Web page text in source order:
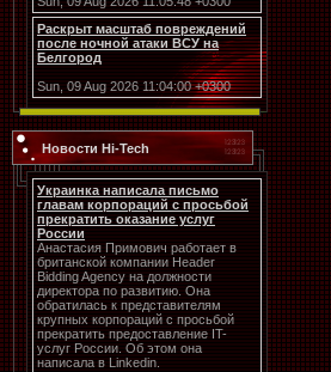
Раскрыт масштаб повреждений
после ночной атаки ВСУ на
Белгород
Sun, 09 Aug 2026 11:04:00 +0300
Новости Hi-Tech
Украинка написала письмо
главам корпораций с просьбой
прекратить оказание услуг
России
Анастасия Примович работает в
британской компании Header
Bidding Agency на должности
директора по развитию. Она
обратилась к представителям
крупных корпораций с просьбой
прекратить предоставление IT-
услуг России. Об этом она
написала в Linkedin.